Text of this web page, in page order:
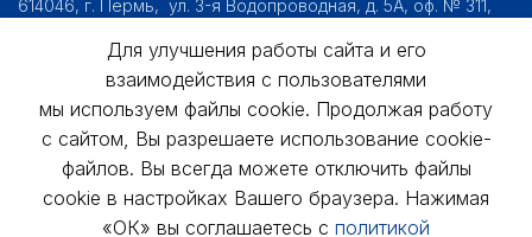
614046, г. Пермь, ул. 3-я Водопроводная, д. 5А, оф. № 311,
usk@usk.perm.ru
Обратная связь
Для улучшения работы сайта и его
взаимодействия с пользователями
мы используем файлы cookie. Продолжая работу
с сайтом, Вы разрешаете использование cookie-
файлов. Вы всегда можете отключить файлы
cookie в настройках Вашего браузера. Нажимая
«ОК» вы соглашаетесь с политикой